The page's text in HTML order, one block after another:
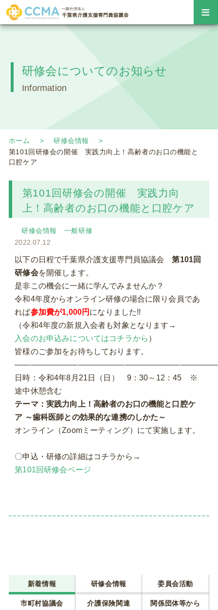
≡
研修会についてのお知らせ
Information
ホーム
研修会情報
第101回研修会の開催 実践力向上！高齢者のお口の機能と
口腔ケア
第101回研修会の開催 実践力向
上！高齢者のお口の機能と口腔ケア
研修会情報
一般研修
2022.07.12
以下の日程で千葉県介護支援専門員協議会第101回
研修会を開催します。
是非この機会に一緒に学んでみませんか？
令和4年度からオンライン研修の場合に限り会員であ
れば参加費が1,000円 になりました!!
（令和4年度の新規入会者も対象となります→
入会のお申込みについてはコチラから ）
皆様のご参加をお待ちしております。
日時：令和4年8月21日（日） 9：30～12：45 ※
途中休憩含む
テーマ：実践力向上！高齢者のお口の機能と口腔ケ
ア ～歯科医師との効果的な連携のしかた～
オンライン（Zoomミーティング）にて実施します。
〇申込・研修の詳細はコチラから→
第101回研修会ページ
新着情報 研修会情報 委員会活動
市町村協議会 介護保険関連 関係団体等から